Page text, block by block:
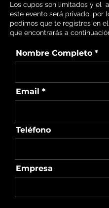
Los cupos son limitados y el
este evento será privado, por
pedimos que te registres en
que encontrarás a
Nombre Completo
Email
Teléfono
Empresa